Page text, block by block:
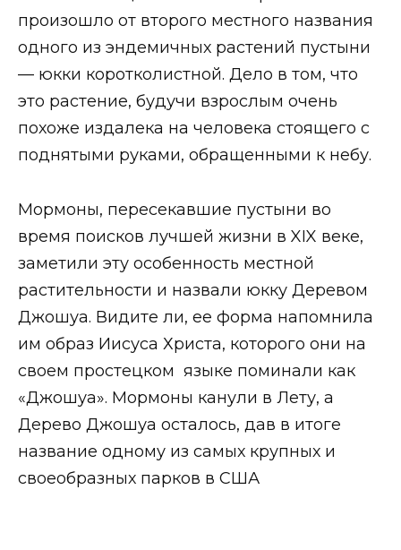
произошло от второго местного названия
одного из эндемичных растений пустыни
— юкки коротколистной. Дело в том, что
это растение, будучи взрослым очень
похоже издалека на человека стоящего с
поднятыми руками, обращенными к небу.
Мормоны, пересекавшие пустыни во
время поисков лучшей жизни в XIX веке,
заметили эту особенность местной
растительности и назвали юкку Деревом
Джошуа. Видите ли, ее форма напомнила
им образ Иисуса Христа, которого они на
своем простецком языке поминали как
«Джошуа». Мормоны канули в Лету, а
Дерево Джошуа осталось, дав в итоге
название одному из самых крупных и
своеобразных парков в США